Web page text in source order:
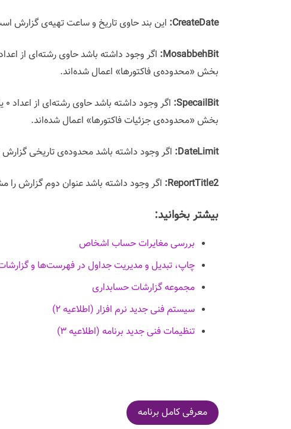
CreateDate: این بند حاوی تاریخ و ساعت تهیه‌ی گزارش
MosabbehBit:
بخش «محدوده‌ی فاکتورها» اعمال شده‌اند.
SpecailBit:
بخش «محدوده‌ی جزئیات فاکتورها» اعمال شده‌اند.
DateLimit: اگر وجود داشته باشد محدوده‌ی تاریخی
ReportTitle2: اگر وجود داشته باشد عنوان دوم گزارش
بیشتر بخوانید:
بررسی مغایرات حساب اشخاص
چاپ، تبدیل و مدیریت جداول در فهرست‌ها و
مجموعه گزارشات حسابداری
سیستم فنی جدید نرم افزار (اطلاعیه ۲)
تنظیمات فنی جدید برنامه (اطلاعیه ۳)
معرفی کامل برنامه